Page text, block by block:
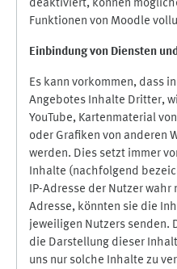
deaktiviert, können
Funktionen von Moodle
Einbindung von Diensten
Es kann vorkommen, dass
Angebotes Inhalte Dritter,
YouTube, Kartenmaterial
oder Grafiken von anderen
werden. Dies setzt immer
Inhalte (nachfolgend
IP-Adresse der Nutzer wahr
Adresse, könnten sie die
jeweiligen Nutzers senden.
die Darstellung dieser
uns nur solche Inhalte zu